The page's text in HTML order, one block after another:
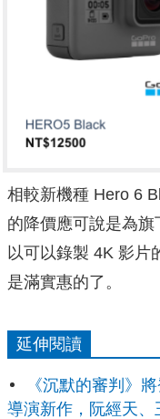
相較新機種 Hero 6
的降價應可說是為旗
以可以錄製 4K 影片
是滿實惠的了。
延伸閱讀
《沉默的審判》
導演新作，阮經天、